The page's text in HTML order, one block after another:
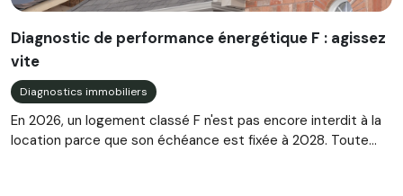
Diagnostic de performance énergétique F : agissez
vite
Diagnostics immobiliers
En 2026, un logement classé F n'est pas encore interdit à la
location parce que son échéance est fixée à 2028. Toute...